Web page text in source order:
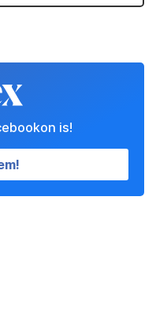
is!